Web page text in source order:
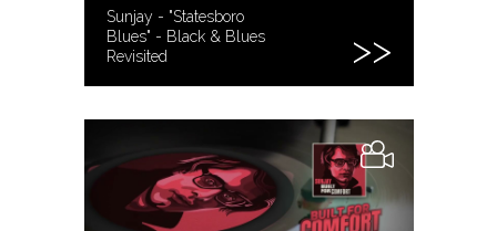
Sunjay - "Statesboro
Blues" - Black & Blues
Revisited